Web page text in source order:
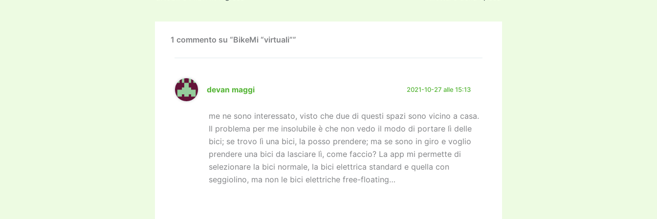
o
k
n
k
1 commento su “BikeMi “virtuali””
devan maggi 2021-10-27 alle 15:13
me ne sono interessato, visto che due di questi spazi sono vicino a casa.
Il problema per me insolubile è che non vedo il modo di portare lì delle
bici; se trovo lì una bici, la posso prendere; ma se sono in giro e voglio
prendere una bici da lasciare lì, come faccio? La app mi permette di
selezionare la bici normale, la bici elettrica standard e quella con
seggiolino, ma non le bici elettriche free-floating…